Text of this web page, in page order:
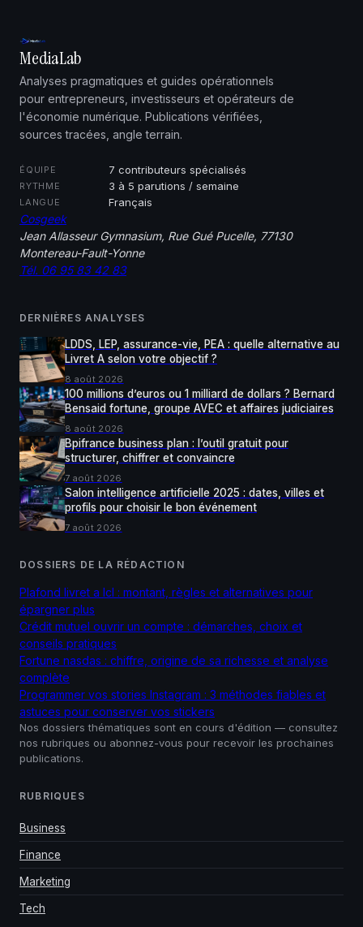
MediaLab
Analyses pragmatiques et guides opérationnels
pour entrepreneurs, investisseurs et opérateurs de
l'économie numérique. Publications vérifiées,
sources tracées, angle terrain.
ÉQUIPE 7 contributeurs spécialisés
RYTHME 3 à 5 parutions / semaine
LANGUE Français
Cosgeek
Jean Allasseur Gymnasium, Rue Gué Pucelle, 77130
Montereau-Fault-Yonne
Tél. 06 95 83 42 83
DERNIÈRES ANALYSES
LDDS, LEP, assurance-vie, PEA : quelle alternative au
Livret A selon votre objectif ?
8 août 2026
100 millions d’euros ou 1 milliard de dollars ? Bernard
Bensaid fortune, groupe AVEC et affaires judiciaires
8 août 2026
Bpifrance business plan : l’outil gratuit pour
structurer, chiffrer et convaincre
7 août 2026
Salon intelligence artificielle 2025 : dates, villes et
profils pour choisir le bon événement
7 août 2026
DOSSIERS DE LA RÉDACTION
Plafond livret a lcl : montant, règles et alternatives pour
épargner plus
Crédit mutuel ouvrir un compte : démarches, choix et
conseils pratiques
Fortune nasdas : chiffre, origine de sa richesse et analyse
complète
Programmer vos stories Instagram : 3 méthodes fiables et
astuces pour conserver vos stickers
Nos dossiers thématiques sont en cours d'édition — consultez
nos rubriques ou abonnez-vous pour recevoir les prochaines
publications.
RUBRIQUES
Business
Finance
Marketing
Tech